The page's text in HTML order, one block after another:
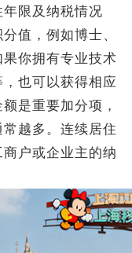
限及纳税情况
值，例如博士、
你拥有专业技术
也可以获得相应
是重要加分项，
越多。连续居住
户或企业主的纳